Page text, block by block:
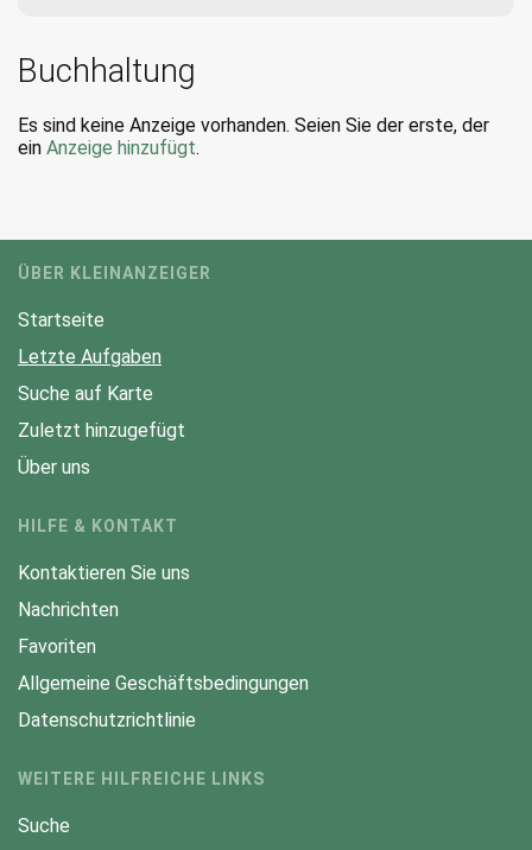
Buchhaltung
Es sind keine Anzeige vorhanden. Seien Sie der erste, der
ein Anzeige hinzufügt.
ÜBER KLEINANZEIGER
Startseite
Letzte Aufgaben
Suche auf Karte
Zuletzt hinzugefügt
Über uns
HILFE & KONTAKT
Kontaktieren Sie uns
Nachrichten
Favoriten
Allgemeine Geschäftsbedingungen
Datenschutzrichtlinie
WEITERE HILFREICHE LINKS
Suche